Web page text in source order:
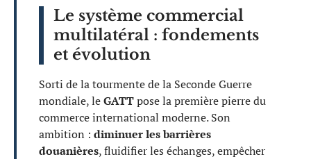
Le système commercial
multilatéral : fondements
et évolution
Sorti de la tourmente de la Seconde Guerre
mondiale, leGATTpose la première pierre du
commerce international moderne. Son
ambition : diminuer les barrières
douanières, fluidifier les échanges, empêcher